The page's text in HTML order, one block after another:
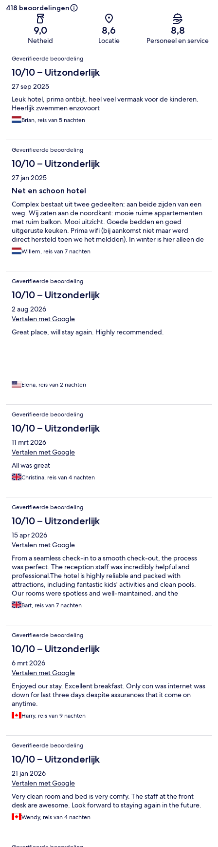
418 beoordelingen
9,0
Netheid
8,6
Locatie
8,8
Personeel en service
Beoordelingen
Geverifieerde beoordeling
10/10 – Uitzonderlijk
27 sep 2025
Leuk hotel, prima ontbijt, heel veel vermaak voor de kinderen.
Heerlijk zwemmen enzovoort
Brian, reis van 5 nachten
Geverifieerde beoordeling
10/10 – Uitzonderlijk
27 jan 2025
Net en schoon hotel
Complex bestaat uit twee gedeelten: aan beide zijden van een
weg. Wij zaten aan de noordkant: mooie ruime appartementen
met ruim balkon. Mooi uitzicht. Goede bedden en goed
uitgeruste keuken. Prima wifi (bij aankomst niet maar werd
direct hersteld toen we het meldden). In winter is hier alleen de
bar beperkt open. In het complex aan de andere kant van de
weg is een restaurant en restaurant/bar wel doorlopend open.
verplicht.
Willem, reis van 7 nachten
Geverifieerde beoordeling
10/10 – Uitzonderlijk
2 aug 2026
Vertalen met Google
Great place, will stay again. Highly recommended.
Elena, reis van 2 nachten
Geverifieerde beoordeling
10/10 – Uitzonderlijk
11 mrt 2026
Vertalen met Google
All was great
Christina, reis van 4 nachten
Geverifieerde beoordeling
10/10 – Uitzonderlijk
15 apr 2026
Vertalen met Google
From a seamless check-in to a smooth check-out, the process
was perfect. The reception staff was incredibly helpful and
professional. ​The hotel is highly reliable and packed with
attractions, including fantastic kids' activities and clean pools.
Our rooms were spotless and well-maintained, and the
surrounding area is beautiful. I highly recommend it!
Bart, reis van 7 nachten
Geverifieerde beoordeling
10/10 – Uitzonderlijk
6 mrt 2026
Vertalen met Google
Enjoyed our stay. Excellent breakfast. Only con was internet was
down for last three days despite assurances that it come on
anytime.
Harry, reis van 9 nachten
Geverifieerde beoordeling
10/10 – Uitzonderlijk
21 jan 2026
Vertalen met Google
Very clean room and bed is very comfy. The staff at the front
desk are awesome. Look forward to staying again in the future.
Wendy, reis van 4 nachten